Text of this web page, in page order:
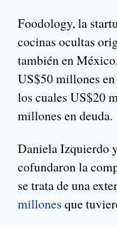
Foodology, la
cocinas ocultas
también en
US$50 millones
los cuales US$20
millones en deuda.
Daniela Izquierdo
cofundaron la
se trata de una
millones que